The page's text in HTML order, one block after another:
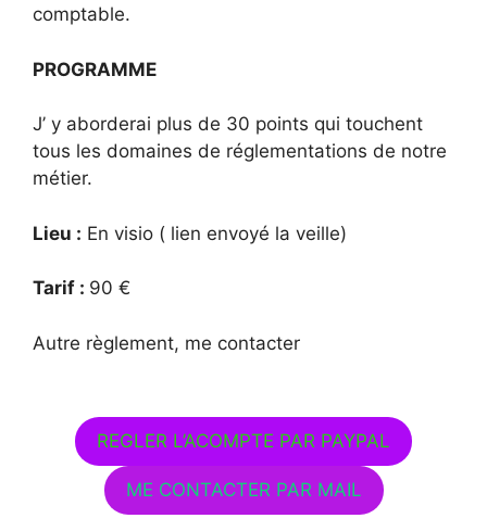
comptable.
PROGRAMME
J’ y aborderai plus de 30 points qui touchent
tous les domaines de réglementations de notre
métier.
Lieu : En visio ( lien envoyé la veille)
Tarif : 90 €
Autre règlement, me contacter
REGLER L’ACOMPTE PAR PAYPAL
ME CONTACTER PAR MAIL